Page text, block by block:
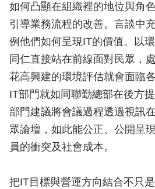
如何凸顯在組織裡的地位與角
引導業務流程的改善。言談中
例他們如何呈現IT的價值。以
同仁直接站在前線面對民眾，
花高興建的環境評估就會面臨
IT部門就如同聯勤總部在後方
部門建議將會議過程透過視訊
眾論壇，如此能公正、公開呈
員的衝突及社會成本。
把IT目標與營運方向結合不只